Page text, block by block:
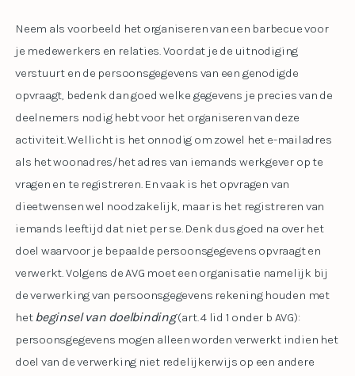
Neem als voorbeeld het organiseren van een barbecue voor
je medewerkers en relaties. Voordat je de uitnodiging
verstuurt en de persoonsgegevens van een genodigde
opvraagt, bedenk dan goed welke gegevens je precies van de
deelnemers nodig hebt voor het organiseren van deze
activiteit. Wellicht is het onnodig om zowel het e-mailadres
als het woonadres/het adres van iemands werkgever op te
vragen en te registreren. En vaak is het opvragen van
dieetwensen wel noodzakelijk, maar is het registreren van
iemands leeftijd dat niet per se. Denk dus goed na over het
doel waarvoor je bepaalde persoonsgegevens opvraagt en
verwerkt. Volgens de AVG moet een organisatie namelijk bij
de verwerking van persoonsgegevens rekening houden met
hetbeginsel van doelbinding(art. 4 lid 1 onder b AVG):
persoonsgegevens mogen alleen worden verwerkt indien het
doel van de verwerking niet redelijkerwijs op een andere